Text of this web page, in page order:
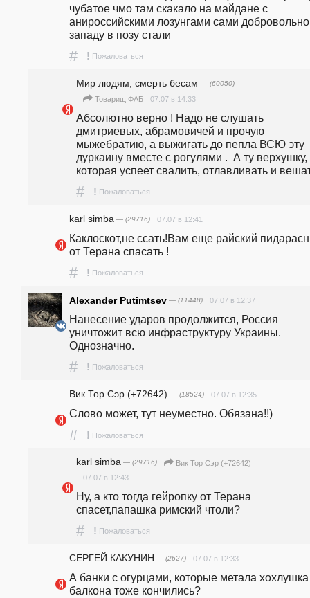
чубатое чмо там скакало на майдане с
анироссийскими лозунгами сами добровольно
западу в позу стали
# ! Пожаловаться
Мир людям, смерть бесам — (60050)
Товарищ ФАБ 07.07 в 14:33
Абсолютно верно ! Надо не слушать
дмитриевых, абрамовичей и прочую
мыжебратию, а выжигать до пепла ВСЮ эту
дуркаину вместе с рогулями .  А ту верхушку,
которая успеет свалить, отлавливать и
# ! Пожаловаться
karl simba — (29716) 07.07 в 12:41
Каклоскот,не ссать!Вам еще райский
от Терана спасать !
# ! Пожаловаться
Alexander Putimtsev — (11448) 07.07 в 12:37
Нанесение ударов продолжится, Россия
уничтожит всю инфраструктуру Украины.
Однозначно.
# ! Пожаловаться
Вик Тор Сэр (+72642) — (18524) 07.07 в 12:35
Слово может, тут неуместно. Обязана!!)
# ! Пожаловаться
karl simba — (29716)
Вик Тор Сэр (+72642)
07.07 в 12:43
Ну, а кто тогда гейропку от Терана
спасет,папашка римский чтоли?
# ! Пожаловаться
СЕРГЕЙ КАКУНИН — (2627) 07.07 в 12:33
А банки с огурцами, которые метала хохлушка
балкона тоже кончились?